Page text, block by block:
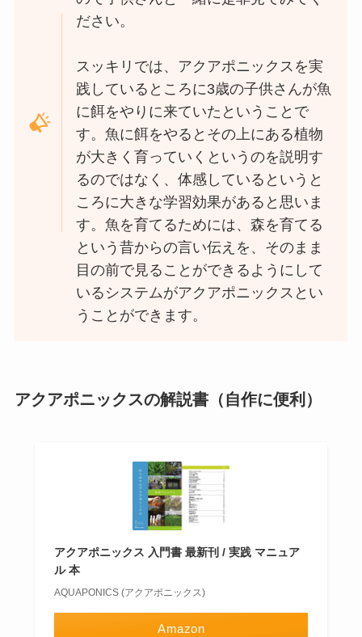
ださい。
スッキリでは、アクアポニックスを実
践しているところに3歳の子供さんが魚
に餌をやりに来ていたということで
す。魚に餌をやるとその上にある植物
が大きく育っていくというのを説明す
るのではなく、体感しているというと
ころに大きな学習効果があると思いま
す。魚を育てるためには、森を育てる
という昔からの言い伝えを、そのまま
目の前で見ることができるようにして
いるシステムがアクアポニックスとい
うことができます。
アクアポニックスの解説書（自作に便利）
アクアポニックス 入門書 最新刊 / 実践 マニュア
ル 本
AQUAPONICS (アクアポニックス)
Amazon